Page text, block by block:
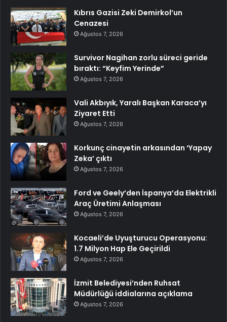
Kıbrıs Gazisi Zeki Demirkol’un
Cenazesi
Ağustos 7, 2026
Survivor Nagihan zorlu süreci geride
bıraktı: “Keyfim Yerinde”
Ağustos 7, 2026
Vali Akbıyık, Yaralı Başkan Karaca’yı
Ziyaret Etti
Ağustos 7, 2026
Korkunç cinayetin arkasından ‘Yapay
Zeka’ çıktı
Ağustos 7, 2026
Ford ve Geely’den İspanya’da Elektrikli
Araç Üretimi Anlaşması
Ağustos 7, 2026
Kocaeli’de Uyuşturucu Operasyonu:
1.7 Milyon Hap Ele Geçirildi
Ağustos 7, 2026
İzmit Belediyesi’nden Ruhsat
Müdürlüğü iddialarına açıklama
Ağustos 7, 2026